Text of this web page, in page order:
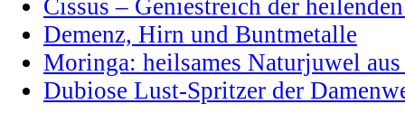
Cissus – Geniestreich der
Demenz, Hirn und Buntmetalle
Moringa: heilsames Naturjuwel
Dubiose Lust-Spritzer der